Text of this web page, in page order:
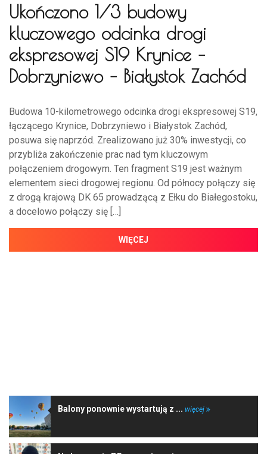
Ukończono 1/3 budowy
kluczowego odcinka drogi
ekspresowej S19 Krynice –
Dobrzyniewo – Białystok Zachód
Budowa 10-kilometrowego odcinka drogi ekspresowej S19,
łączącego Krynice, Dobrzyniewo i Białystok Zachód,
posuwa się naprzód. Zrealizowano już 30% inwestycji, co
przybliża zakończenie prac nad tym kluczowym
połączeniem drogowym. Ten fragment S19 jest ważnym
elementem sieci drogowej regionu. Od północy połączy się
z drogą krajową DK 65 prowadzącą z Ełku do Białegostoku,
a docelowo połączy się […]
WIĘCEJ
Balony ponownie wystartują z ... więcej